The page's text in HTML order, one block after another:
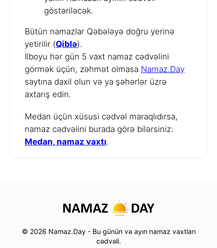
göstəriləcək.
Bütün namazlar Qəbələyə doğru yerinə
yetirilir (Qiblə).
İlboyu hər gün 5 vaxt namaz cədvəlini
görmək üçün, zəhmət olmasa Namaz.Day
saytına daxil olun və ya şəhərlər üzrə
axtarış edin.
Medan üçün xüsusi cədvəl maraqlıdırsa,
namaz cədvəlini burada görə bilərsiniz:
Medan, namaz vaxtı.
© 2026 Namaz.Day - Bu günün və ayın namaz vaxtları
cədvəli.